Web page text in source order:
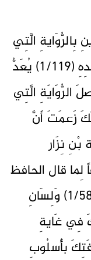
بِالرُّوَايةِ الَّتِي
أَخرَجَها أَحْمَدُ بْنُ حَنبَل فِي مُسنَدِهِ (1/119) يُعَدُّ
الرُّوَايَةِ الَّتِي
زَعمَتَ أَنَّ
بْنِ نِزَار
قال الحافظ
ٱبْنُ حَجَرٍ فِي تَقرِيبِ التَّهذِيبِ (1/583) وَلِسَانِ
مِنكَ فِي غَايةِ
بأُسلُوبِ